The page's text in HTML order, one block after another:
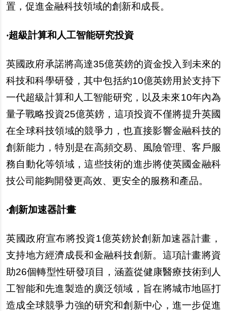
置，促進金融科技領域的創新和成長。
‧超級計算和人工智能研究投資
英國政府承諾將高達35億英鎊的資金投入到未來的
科技和科學研發，其中包括約10億英鎊用於支持下
一代超級計算和人工智能研究，以及未來10年內為
量子戰略投資25億英鎊，這項投資不僅將提升英國
在全球科技領域的競爭力，也直接影響金融科技的
創新能力，特別是在高頻交易、風險管理、客戶服
務自動化等領域，這些技術的進步將使英國金融科
技公司能夠開發更高效、更安全的服務和產品。
‧創新加速器計畫
英國政府宣布將投資1億英鎊於創新加速器計畫，
支持地方經濟成長和金融科技創新。這項計畫將資
助26個轉型性研發項目，涵蓋從健康醫療技術到人
工智能和先進製造的廣泛領域，旨在將城市地區打
造成全球競爭力強的研究和創新中心，進一步促進